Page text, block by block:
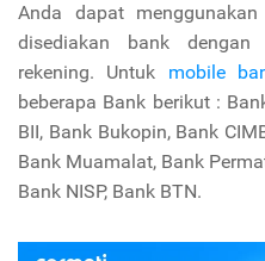
Anda dapat
disediakan bank dengan
rekening. Untuk mobile
beberapa Bank berikut :
BII, Bank Bukopin, Bank
Bank Muamalat, Bank
Bank NISP, Bank BTN.